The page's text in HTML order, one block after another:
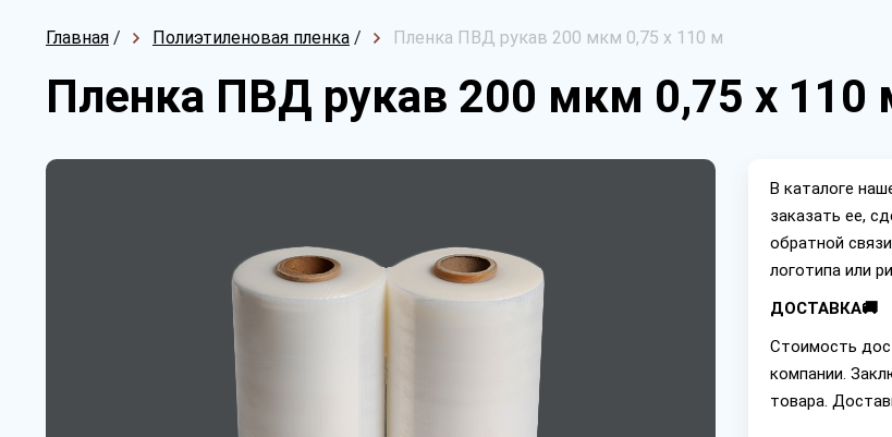
Главная / Полиэтиленовая пленка / Пленка ПВД рукав 200 мкм 0,75 х 110 м
Пленка ПВД рукав 200 мкм 0,75 х 110
В каталоге
заказать ее,
обратной
логотипа или
ДОСТАВКА🚚
Стоимость
компании.
товара.